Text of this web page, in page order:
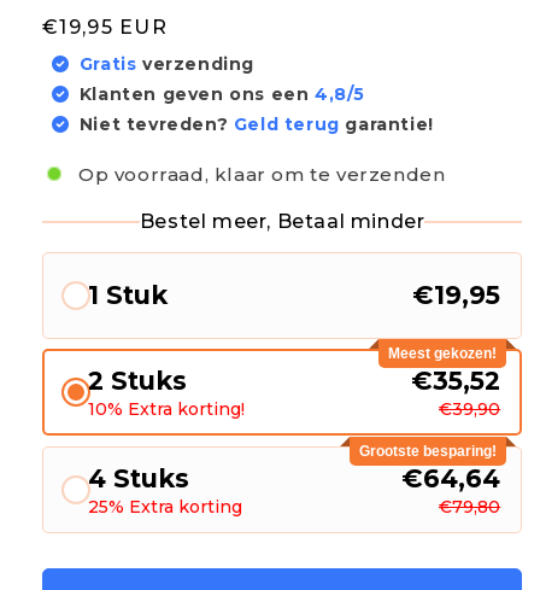
Normale
prijs
€19,95 EUR
Gratis verzending
Klanten geven ons een 4,8/5
Niet tevreden? Geld terug garantie!
Op voorraad, klaar om te verzenden
Bestel meer, Betaal minder
1 Stuk €19,95
Meest gekozen!
2 Stuks
10% Extra korting!
€35,52
€39,90
Grootste besparing!
4 Stuks
25% Extra korting
€64,64
€79,80